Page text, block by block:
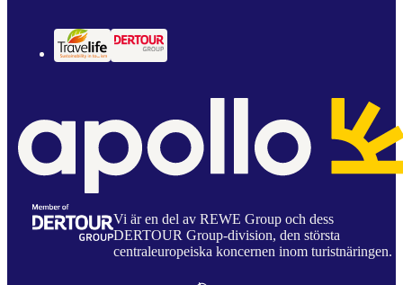
Vi är en del av REWE Group och dess
DERTOUR Group-division, den största
centraleuropeiska koncernen inom turistnäringen.